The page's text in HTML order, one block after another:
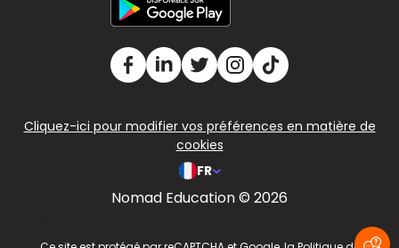
Cliquez-ici pour modifier vos préférences en matière de
cookies
FR
Nomad Education © 2026